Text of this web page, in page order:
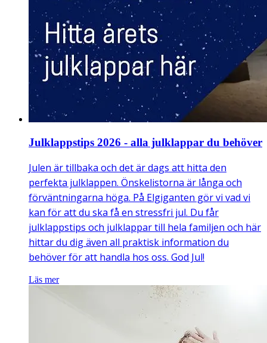
Julklappstips 2026 - alla julklappar du behöver
Julen är tillbaka och det är dags att hitta den
perfekta julklappen. Önskelistorna är långa och
förväntningarna höga. På Elgiganten gör vi vad vi
kan för att du ska få en stressfri jul. Du får
julklappstips och julklappar till hela familjen och här
hittar du dig även all praktisk information du
behöver för att handla hos oss. God Jul!
Läs mer